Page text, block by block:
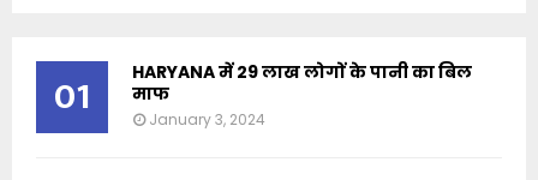
01
HARYANA में 29 लाख लोगों के पानी का बिल
माफ
January 3, 2024